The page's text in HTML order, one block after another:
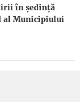
în şedinţă
al Municipiului